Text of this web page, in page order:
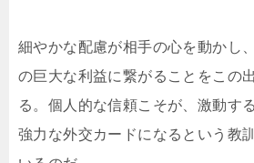
細やかな配慮が相手の心を動かし
の巨大な利益に繋がることをこの
る。個人的な信頼こそが、激動す
強力な外交カードになるという教